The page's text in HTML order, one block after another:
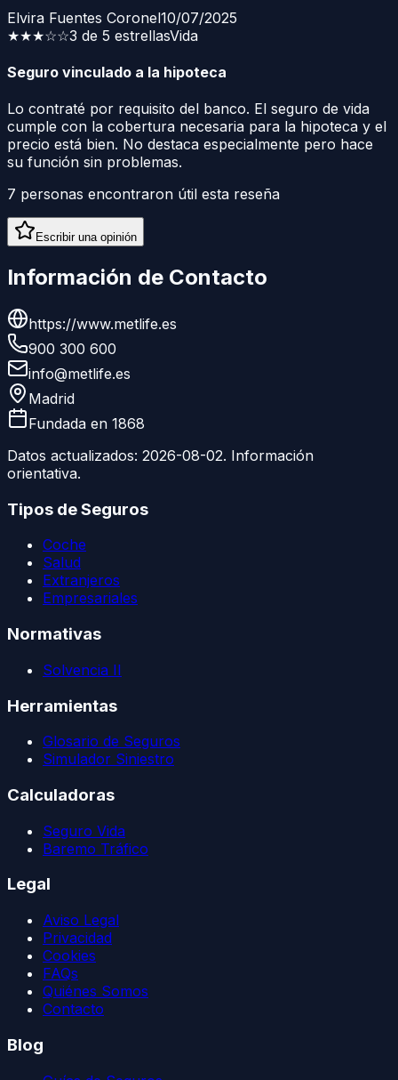
Elvira Fuentes Coronel10/07/2025
★★★☆☆3 de 5 estrellasVida
Seguro vinculado a la hipoteca
Lo contraté por requisito del banco. El seguro de vida
cumple con la cobertura necesaria para la hipoteca y el
precio está bien. No destaca especialmente pero hace
su función sin problemas.
7 personas encontraron útil esta reseña
Escribir una opinión
Información de Contacto
https://www.metlife.es
900 300 600
info@metlife.es
Madrid
Fundada en 1868
Datos actualizados: 2026-08-02. Información
orientativa.
Tipos de Seguros
Coche
Salud
Extranjeros
Empresariales
Normativas
Solvencia II
Herramientas
Glosario de Seguros
Simulador Siniestro
Calculadoras
Seguro Vida
Baremo Tráfico
Legal
Aviso Legal
Privacidad
Cookies
FAQs
Quiénes Somos
Contacto
Blog